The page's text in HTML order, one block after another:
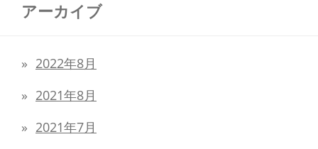
アーカイブ
2022年8月
2021年8月
2021年7月